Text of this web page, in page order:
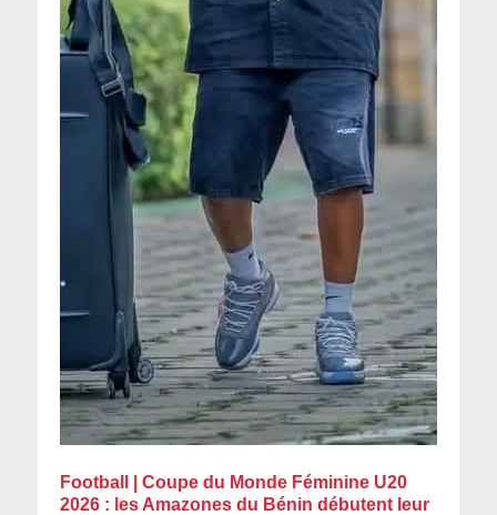
Football | Coupe du Monde Féminine U20
2026 : les Amazones du Bénin débutent leur